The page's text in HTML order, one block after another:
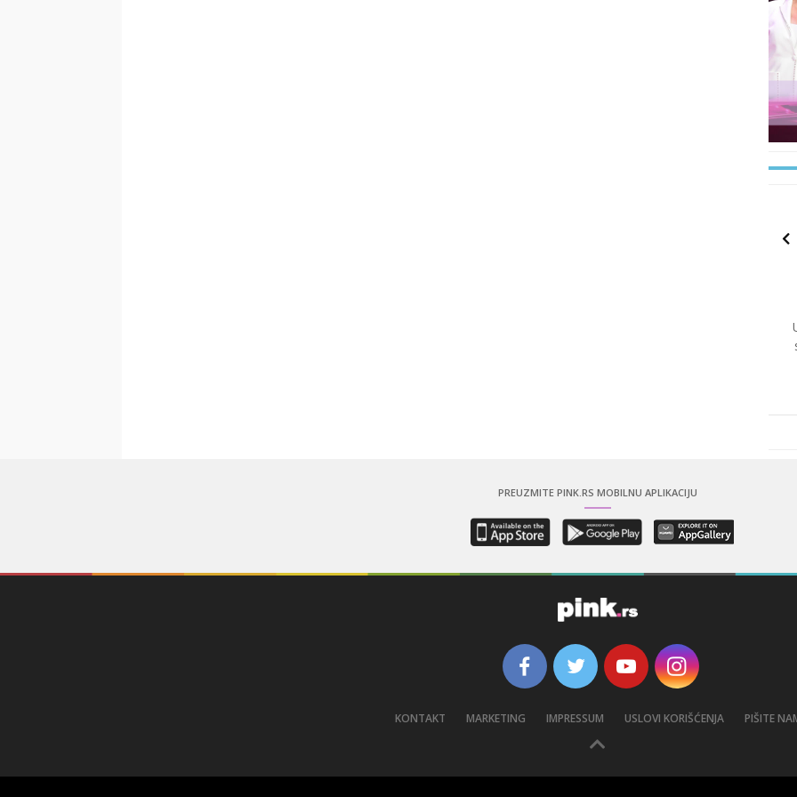
PREUZMITE PINK.RS MOBILNU APLIKACIJU
KONTAKT MARKETING IMPRESSUM USLOVI KORIŠĆENJA PIŠITE